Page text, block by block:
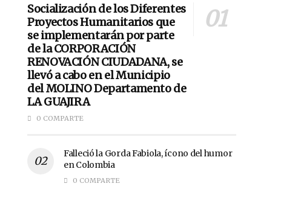
Socialización de los Diferentes
Proyectos Humanitarios que
se implementarán por parte
de la CORPORACIÓN
RENOVACIÓN CIUDADANA, se
llevó a cabo en el Municipio
del MOLINO Departamento de
LA GUAJIRA
0 COMPARTE
Falleció la Gorda Fabiola, ícono del humor
en Colombia
0 COMPARTE